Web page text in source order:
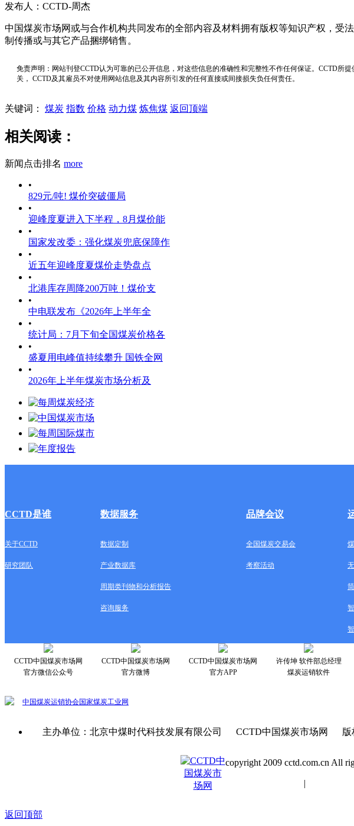
发布人：CCTD-周杰
中国煤炭市场网或与合作机构共同发布的全部内容及材料拥有版权等知识产权，受
制传播或与其它产品捆绑销售。
免责声明：网站刊登CCTD认为可靠的已公开信息，对这些信息的准确性和完整性不作任何保证。CCTD
关， CCTD及其雇员不对使用网站信息及其内容所引发的任何直接或间接损失负任何责任。
关键词： 煤炭 指数 价格 动力煤 炼焦煤 返回顶端
相关阅读：
新闻点击排名 more
•
829元/吨! 煤价突破僵局
•
迎峰度夏进入下半程，8月煤价能
•
国家发改委：强化煤炭兜底保障作
•
近五年迎峰度夏煤价走势盘点
•
北港库存周降200万吨！煤价支
•
中电联发布《2026年上半年全
•
统计局：7月下旬全国煤炭价格各
•
盛夏用电峰值持续攀升 国铁全网
•
2026年上半年煤炭市场分析及
CCTD是谁 数据服务 品牌会议
关于CCTD 数据定制 全国煤炭交易会
研究团队 产业数据库 考察活动
周期类刊物和分析报告
咨询服务
CCTD中国煤炭市场网
官方微信公众号
CCTD中国煤炭市场网
官方微博
CCTD中国煤炭市场网
官方APP
许传坤 软件部总经理
煤炭运销软件
中国煤炭运销协会国家煤炭工业网
主办单位：北京中煤时代科技发展有限公司 CCTD中国煤炭市场网
copyright 2009 cctd.com.cn All
|
返回顶部